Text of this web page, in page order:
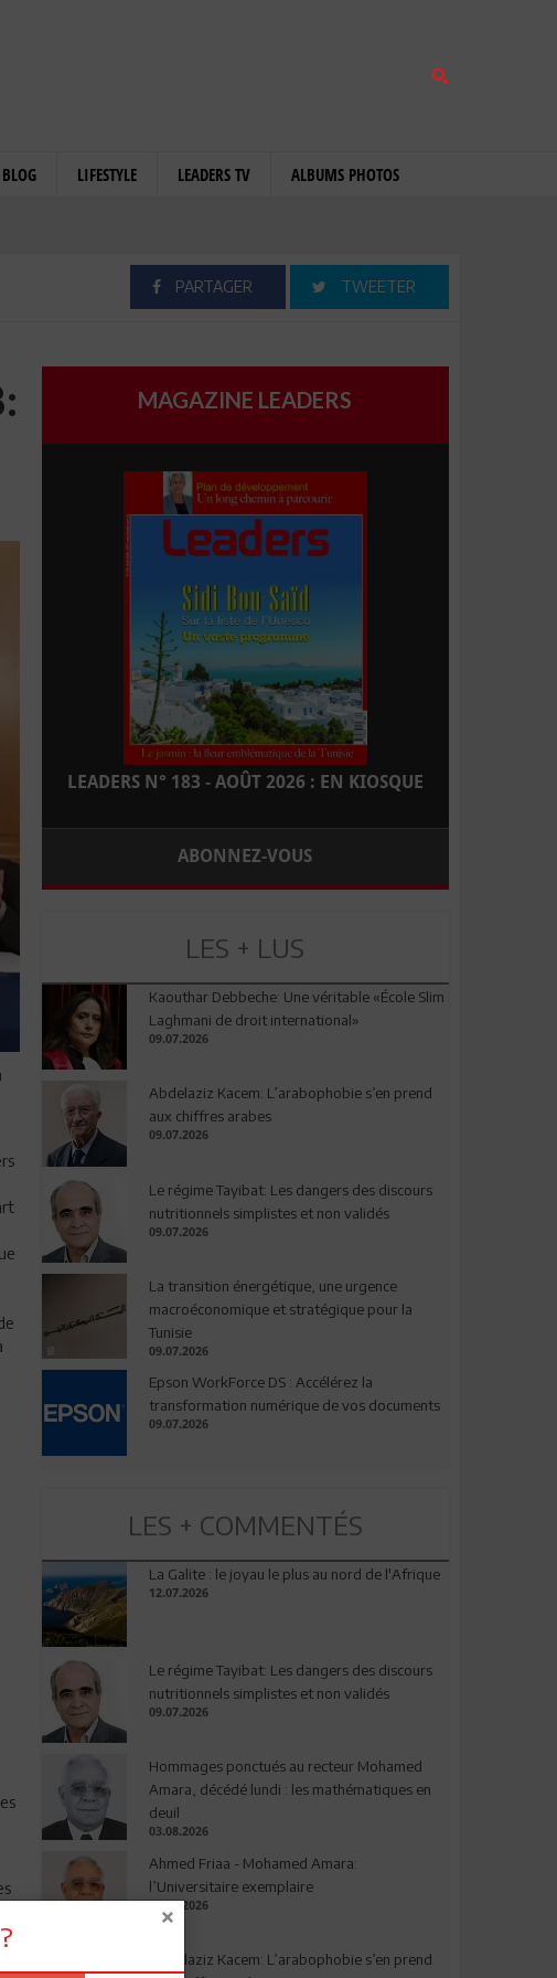
BLOG LIFESTYLE LEADERS TV ALBUMS PHOTOS
PARTAGER TWEETER
MAGAZINE LEADERS
LEADERS N° 183 - AOÛT 2026 : EN KIOSQUE
ABONNEZ-VOUS
LES + LUS
Kaouthar Debbeche: Une véritable «École Slim
Laghmani de droit international»
09.07.2026
Abdelaziz Kacem: L’arabophobie s’en prend
aux chiffres arabes
09.07.2026
Le régime Tayibat: Les dangers des discours
nutritionnels simplistes et non validés
09.07.2026
La transition énergétique, une urgence
macroéconomique et stratégique pour la
Tunisie
09.07.2026
Epson WorkForce DS : Accélérez la
transformation numérique de vos documents
09.07.2026
LES + COMMENTÉS
La Galite : le joyau le plus au nord de l'Afrique
12.07.2026
Le régime Tayibat: Les dangers des discours
nutritionnels simplistes et non validés
09.07.2026
Hommages ponctués au recteur Mohamed
Amara, décédé lundi : les mathématiques en
deuil
03.08.2026
Ahmed Friaa - Mohamed Amara:
l’Universitaire exemplaire
04.08.2026
Abdelaziz Kacem: L’arabophobie s’en prend